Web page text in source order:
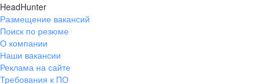
особой мистикой. В этом отеле
уже много лет сбываются мои
профессиональные мечты, а
каждая новая страница его
истории завораживает и
вдохновляет».
HeadHunter
Размещение вакансий
Поиск по резюме
О компании
Наши вакансии
Реклама на сайте
Требования к ПО